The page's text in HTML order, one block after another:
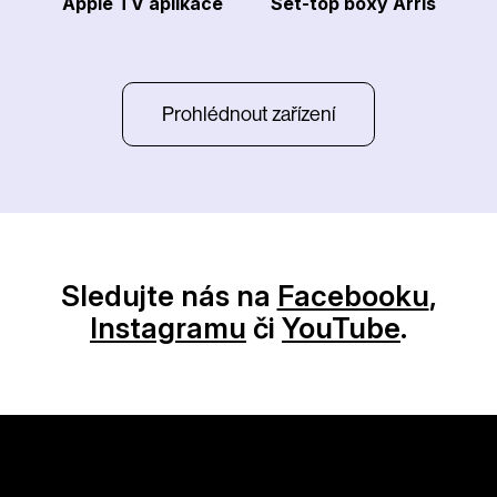
Prohlédnout zařízení
Sledujte nás na Facebooku,
Instagramu či YouTube.